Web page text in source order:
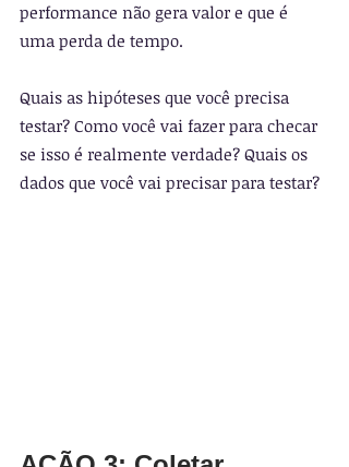
performance não gera valor e que é
uma perda de tempo.
Quais as hipóteses que você precisa
testar? Como você vai fazer para checar
se isso é realmente verdade? Quais os
dados que você vai precisar para testar?